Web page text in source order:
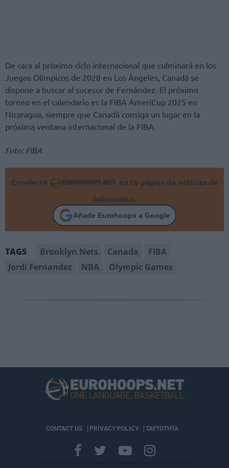
De cara al próximo ciclo internacional que culminará en los
Juegos Olímpicos de 2028 en Los Ángeles, Canadá se
dispone a buscar al sucesor de Fernández. El próximo
torneo en el calendario es la FIBA ​​​​AmeriCup 2025 en
Nicaragua, siempre que Canadá consiga un lugar en la
próxima ventana internacional de la FIBA.
Foto: FIBA
Convierte
en tu página de noticias de
baloncesto.
Añade Eurohoops a Google
TAGS Brooklyn Nets Canada
FIBA
Jordi Fernandez
NBA Olympic Games
CONTACT US PRIVACY POLICY ΤΑΥΤΟΤΗΤΑ